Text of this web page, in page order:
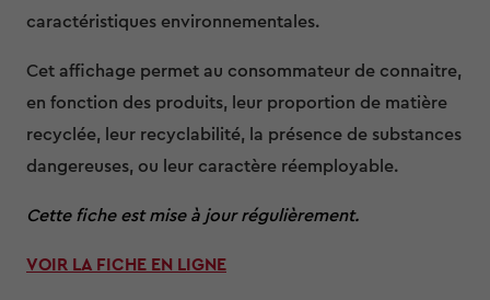
caractéristiques environnementales.
Cet affichage permet au consommateur de connaitre,
en fonction des produits, leur proportion de matière
recyclée, leur recyclabilité, la présence de substances
dangereuses, ou leur caractère réemployable.
Cette fiche est mise à jour régulièrement.
VOIR LA FICHE EN LIGNE